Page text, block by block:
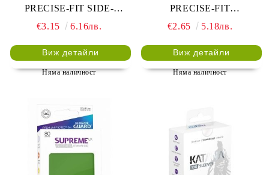
PRECISE-FIT SIDE-
LOADING SLEEVES
БР. ПРОЗРАЧНИ
€3.15 6.16лв.
Виж детайли
Няма наличност
PRECISE-FIT
RESEALABLE SLEEVES
ПРОЗРАЧНИ
€2.65 5.18лв.
Виж детайли
Няма наличност